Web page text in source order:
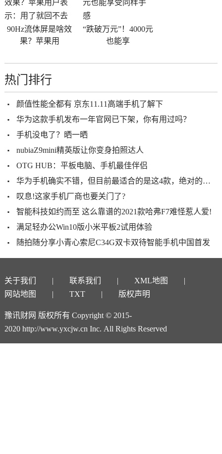
90Hz流体屏是啥效
果？苹果用
“跌破万元”！4000元
也能享
热门排行
颜值性能全都有 京东11.11高端手机了解下
华为这款手机发布一年官网已下架，你有用过吗？
手机没电了？晒一晒
nubiaZ9mini精英版让你变身拍照达人
OTG HUB：平板电脑、手机最佳伴侣
华为手机确实不错，但目前最适合的是这4款，绝对的耐用，很划算
叹息!这家手机厂商也要关门了?
智能科技如约而至 这么靠谱的2021款哈弗F7难怪惹人爱!
满足轻办公Win10版小米平板2试用体验
随拍随分享小青心索尼C34G双卡双待智能手机中国首发
关于我们 联系我们
XML地图
网站地图
TXT 版权声明
豫讯财网 版权所有 Copyright © 2015-
2020 http://www.yxcjw.cn Inc. All Rights Reserved